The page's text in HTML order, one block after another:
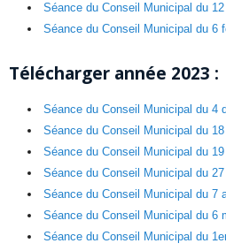
Séance du Conseil Municipal du
Séance du Conseil Municipal du 6
Télécharger année 2023 :
Séance du Conseil Municipal du 4
Séance du Conseil Municipal du
Séance du Conseil Municipal du
Séance du Conseil Municipal du
Séance du Conseil Municipal du 7
Séance du Conseil Municipal du 6
Séance du Conseil Municipal du